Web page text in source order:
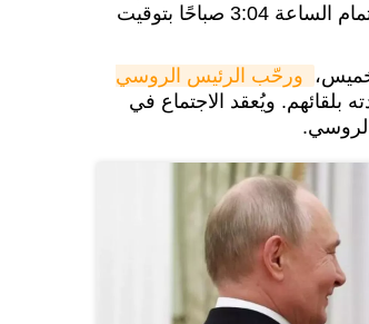
الساعة 11:25 مساءً بتوقيت موسكو، وانتهى في تمام الساعة 3:04 صباحًا بتوقيت
بلقائهم. ويُعقد الاجتماع في